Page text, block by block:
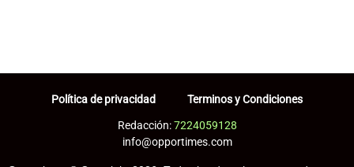
Política de privacidad Terminos y Condiciones
Redacción:7224059128
info@opportimes.com